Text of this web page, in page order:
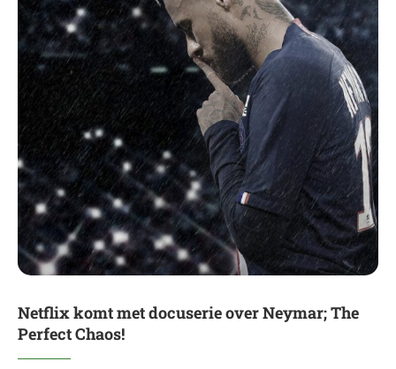
Netflix komt met docuserie over Neymar; The
Perfect Chaos!